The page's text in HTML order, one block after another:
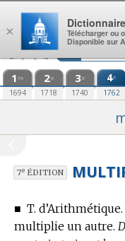
Aller au contenu
1 re
1694
2e
1718
3e
1740
4e
1762
7eÉDITION
■ T. d’Arithmétique.
multiplie un autre.
×
Télécharger ou
Disponible sur